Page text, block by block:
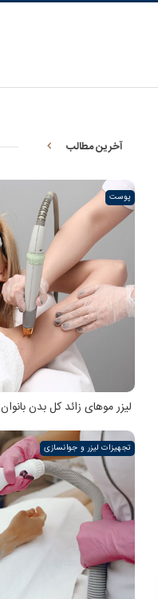
آخرین مطالب
پوست
لیزر موهای زائد کل بدن بانوان
تجهیزات لیزر و جوانسازی